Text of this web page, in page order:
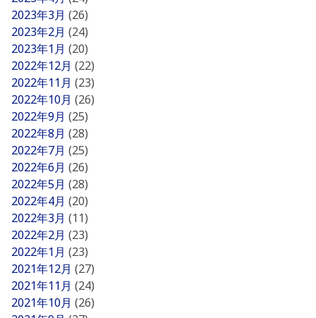
2023年3月 (26)
2023年2月 (24)
2023年1月 (20)
2022年12月 (22)
2022年11月 (23)
2022年10月 (26)
2022年9月 (25)
2022年8月 (28)
2022年7月 (25)
2022年6月 (26)
2022年5月 (28)
2022年4月 (20)
2022年3月 (11)
2022年2月 (23)
2022年1月 (23)
2021年12月 (27)
2021年11月 (24)
2021年10月 (26)